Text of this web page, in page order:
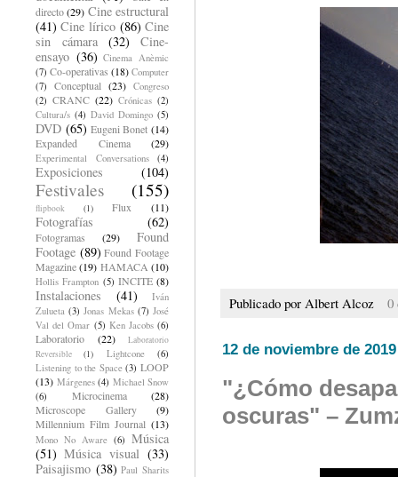
Publicado por Albert Alcoz 0
12 de noviembre de 2019
"¿Cómo
oscuras" –
directo (29) Cine estructural
(41) Cine lírico (86) Cine
sin cámara
(32)
Cine-
ensayo (36) Cinema Anèmic
(7) Co-operativas (18) Computer
(7)
Conceptual (23) Congreso
(2) CRANC (22) Crónicas (2)
Cultura/s (4) David Domingo (5)
DVD (65) Eugeni Bonet (14)
Expanded Cinema
(29)
Experimental Conversations (4)
Exposiciones (104)
Festivales (155)
flipbook (1) Flux (11)
Fotografías (62)
Fotogramas (29)
Found
Footage (89) Found Footage
Magazine (19) HAMACA (10)
Hollis Frampton (5) INCITE (8)
Instalaciones (41)
Iván
Zulueta (3) Jonas Mekas (7) José
Val del Omar (5) Ken Jacobs (6)
Laboratorio (22)
Laboratorio
Reversible
(1) Lightcone
(6)
Listening to the Space (3) LOOP
(13) Márgenes (4) Michael Snow
(6)
Microcinema
(28)
Microscope Gallery
(9)
Millennium Film Journal (13)
Mono No Aware (6) Música
(51) Música visual (33)
Paisajismo (38) Paul Sharits